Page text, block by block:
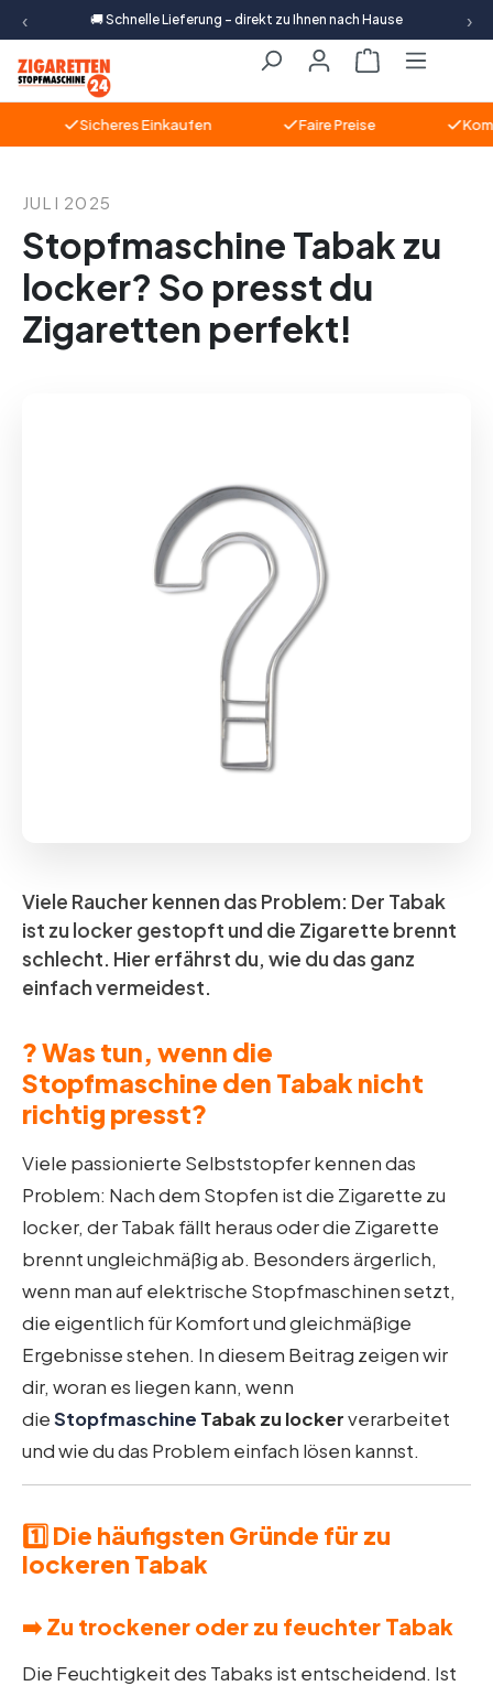
Zum Hauptinhalt springen
‹ 🚚 Schnelle Lieferung – direkt zu Ihnen nach Hause ›
Warenkorb
Sicheres Einkaufen Faire Preise
JULI 2025
Stopfmaschine Tabak zu
locker? So presst du
Zigaretten perfekt!
Viele Raucher kennen das Problem: Der Tabak
ist zu locker gestopft und die Zigarette brennt
schlecht. Hier erfährst du, wie du das ganz
einfach vermeidest.
? Was tun, wenn die
Stopfmaschine den Tabak nicht
richtig presst?
Viele passionierte Selbststopfer kennen das
Problem: Nach dem Stopfen ist die Zigarette zu
locker, der Tabak fällt heraus oder die Zigarette
brennt ungleichmäßig ab. Besonders ärgerlich,
wenn man auf elektrische Stopfmaschinen setzt,
die eigentlich für Komfort und gleichmäßige
Ergebnisse stehen. In diesem Beitrag zeigen wir
dir, woran es liegen kann, wenn
dieStopfmaschine Tabak zu lockerverarbeitet
und wie du das Problem einfach lösen kannst.
1️⃣ Die häufigsten Gründe für zu
lockeren Tabak
➡️ Zu trockener oder zu feuchter Tabak
Die Feuchtigkeit des Tabaks ist entscheidend. Ist